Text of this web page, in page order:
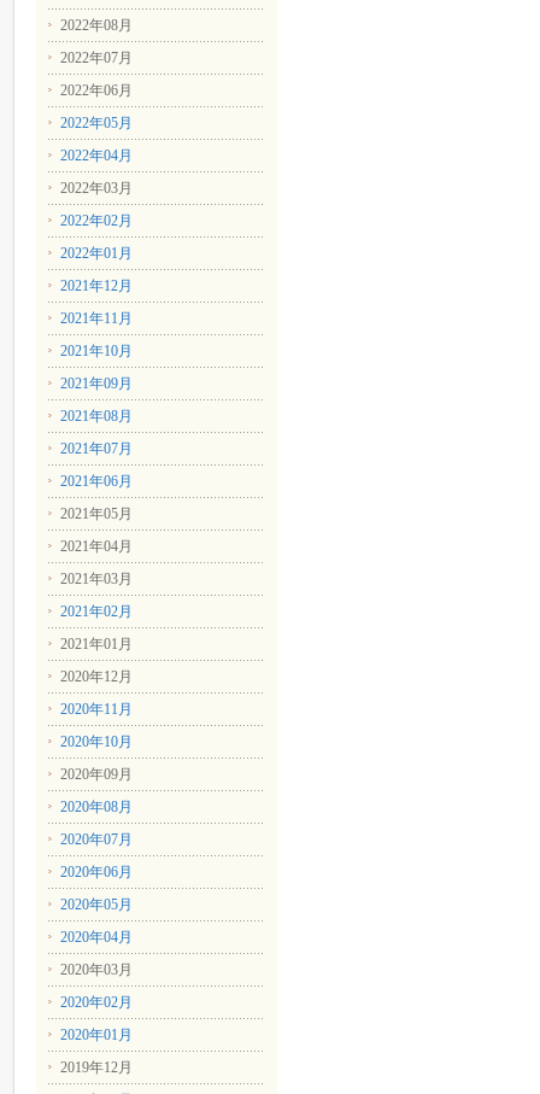
2022年08月
2022年07月
2022年06月
2022年05月
2022年04月
2022年03月
2022年02月
2022年01月
2021年12月
2021年11月
2021年10月
2021年09月
2021年08月
2021年07月
2021年06月
2021年05月
2021年04月
2021年03月
2021年02月
2021年01月
2020年12月
2020年11月
2020年10月
2020年09月
2020年08月
2020年07月
2020年06月
2020年05月
2020年04月
2020年03月
2020年02月
2020年01月
2019年12月